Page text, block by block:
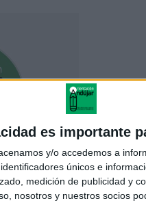
es importante
y/o accedemos a
únicos e
medición de publicidad y
nosotros y nuestros socios